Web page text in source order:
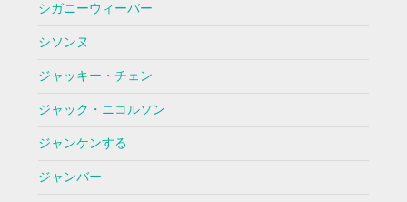
シガニーウィーバー
シソンヌ
ジャッキー・チェン
ジャック・ニコルソン
ジャンケンする
ジャンバー